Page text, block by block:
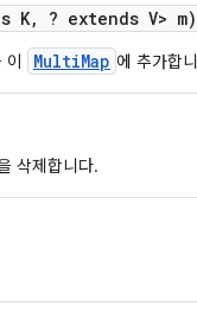
K, ? extends V> m)
이 MultiMap 에 추가합
삭제합니다.